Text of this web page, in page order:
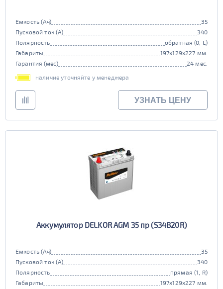
Емкость (Ач)
35
Пусковой ток (А)
340
Полярность
обратная (0, L)
Габариты
197x129x227 мм.
Гарантия (мес)
24 мес.
наличие уточняйте у менеджера
УЗНАТЬ ЦЕНУ
Аккумулятор DELKOR AGM 35 пр (S34B20R)
Емкость (Ач)
35
Пусковой ток (А)
340
Полярность
прямая (1, R)
Габариты
197x129x227 мм.